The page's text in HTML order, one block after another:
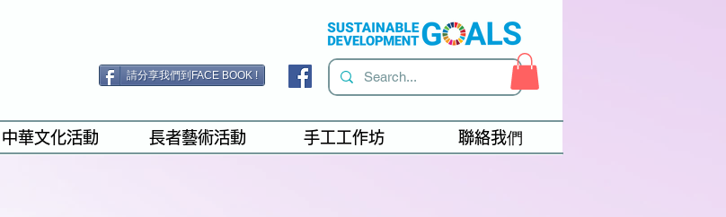
請分享我們到FACE BOOK !
中華文化活動 長者藝術活動 手工工作坊 聯絡我們